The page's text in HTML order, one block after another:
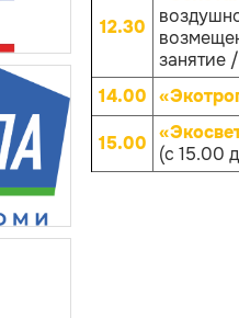
12.30
занятие
14.00
15.00
(с 15.00